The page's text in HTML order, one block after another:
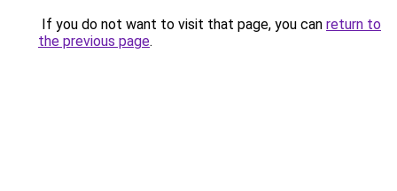
If you do not want to visit that page, you can return to
the previous page.